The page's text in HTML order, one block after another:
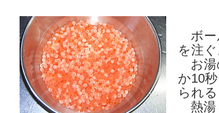
ボー
を注
お湯
か10
られ
熱湯